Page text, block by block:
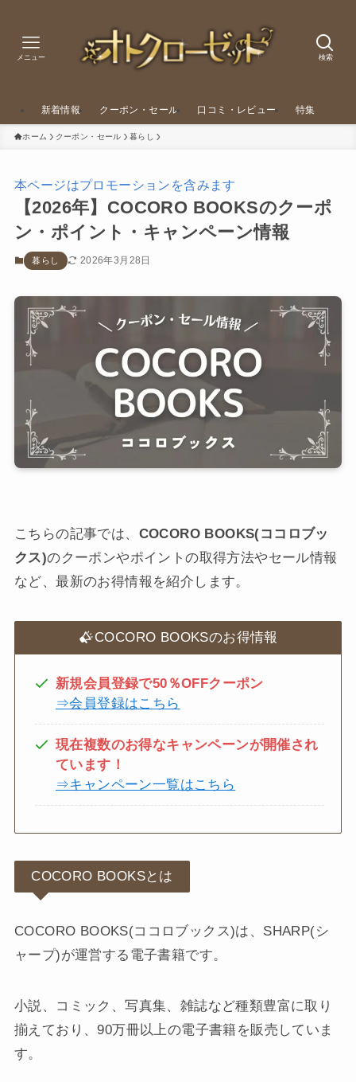
検索
メニュー
新着情報 クーポン・セール 口コミ・レビュー 特集
ホーム クーポン・セール 暮らし
本ページはプロモーションを含みます
【2026年】COCORO BOOKSのクーポ
ン・ポイント・キャンペーン情報
暮らし 2026年3月28日
こちらの記事では、 COCORO BOOKS(ココロブッ
クス)のクーポンやポイントの取得方法やセール情報
など、最新のお得情報を紹介します。
COCORO BOOKSのお得情報
新規会員登録で50％OFFクーポン
⇒会員登録はこちら
現在複数のお得なキャンペーンが開催され
ています！
⇒キャンペーン一覧はこちら
COCORO BOOKSとは
COCORO BOOKS(ココロブックス)は、SHARP(シ
ャープ)が運営する電子書籍です。
小説、コミック、写真集、雑誌など種類豊富に取り
揃えており、90万冊以上の電子書籍を販売していま
す。